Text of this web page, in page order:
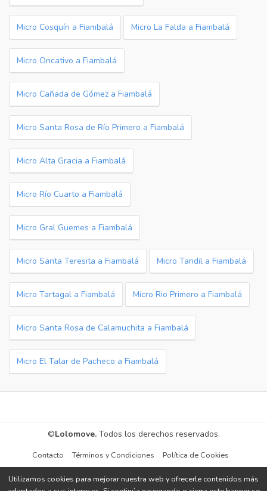
Micro Cosquín a Fiambalá Micro La Falda a Fiambalá
Micro Oncativo a Fiambalá
Micro Cañada de Gómez a Fiambalá
Micro Santa Rosa de Río Primero a Fiambalá
Micro Alta Gracia a Fiambalá
Micro Río Cuarto a Fiambalá
Micro Gral Guemes a Fiambalá
Micro Santa Teresita a Fiambalá Micro Tandil a Fiambalá
Micro Tartagal a Fiambalá Micro Rio Primero a Fiambalá
Micro Santa Rosa de Calamuchita a Fiambalá
Micro El Talar de Pacheco a Fiambalá
Utilizamos cookies para mejorar nuestra web y ofrecerle contenidos más
©Lolomove. Todos los derechos reservados.
Contacto Términos y Condiciones Política de Cookies